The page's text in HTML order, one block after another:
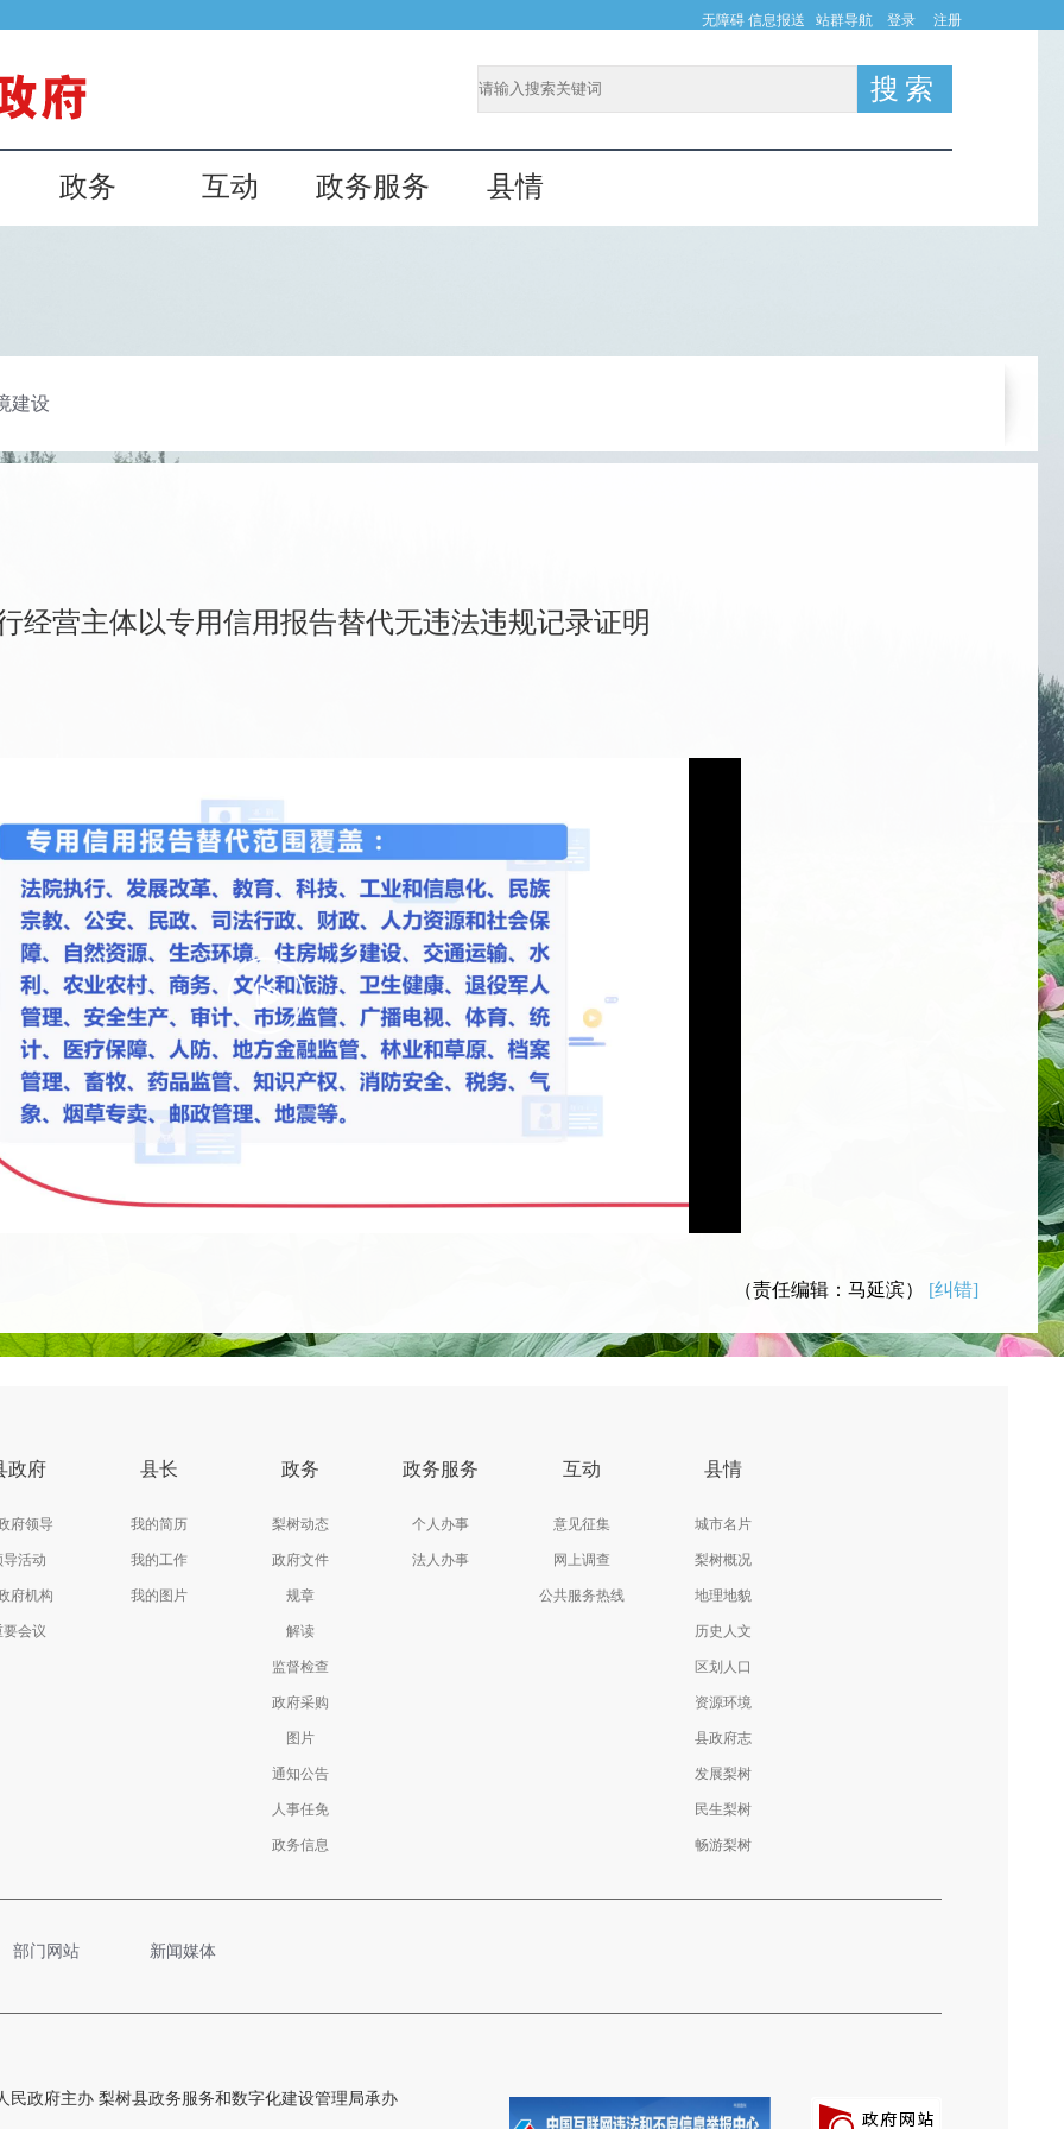
无障碍 信息报送 站群导航 登录 注册
政务 互动 政务服务 县情
建设
经营主体以专用信用报告替代无违法违规记录证明
（责任编辑：马延滨） [纠错]
政府
府领导
导活动
府机构
要会议
县长
我的简历
我的工作
我的图片
政务
梨树动态
政府文件
规章
解读
监督检查
政府采购
图片
通知公告
人事任免
政务信息
政务服务
个人办事
法人办事
互动
意见征集
网上调查
公共服务热线
县情
城市名片
梨树概况
地理地貌
历史人文
区划人口
资源环境
县政府志
发展梨树
民生梨树
畅游梨树
部门网站 新闻媒体
民政府主办 梨树县政务服务和数字化建设管理局承办